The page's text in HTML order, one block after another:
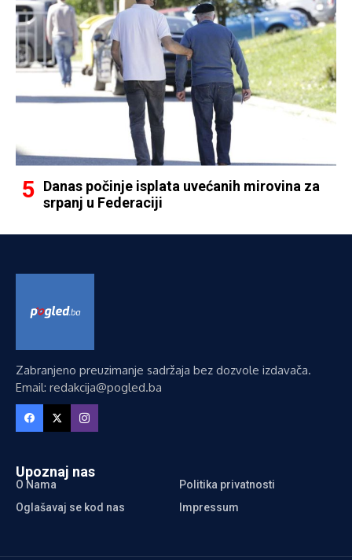
Danas počinje isplata uvećanih mirovina za
srpanj u Federaciji
Zabranjeno preuzimanje sadržaja bez dozvole izdavača.
Email: redakcija@pogled.ba
Upoznaj nas
O Nama
Politika privatnosti
Oglašavaj se kod nas
Impressum